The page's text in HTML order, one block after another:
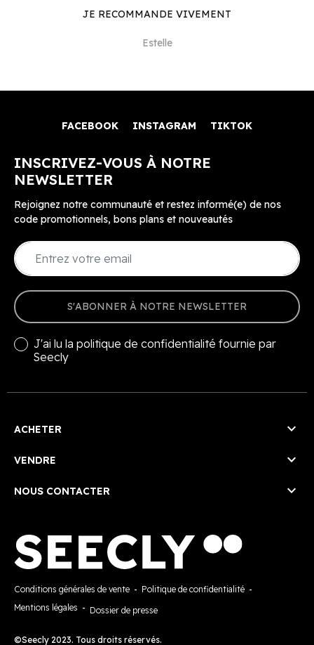
JE RECOMMANDE VIVEMENT
Estelle
FACEBOOK INSTAGRAM TIKTOK
INSCRIVEZ-VOUS À NOTRE
NEWSLETTER
Rejoignez notre communauté et restez informé(e) de nos
code promotionnels, bons plans et nouveautés
S'ABONNER À NOTRE NEWSLETTER
J'ai lu la politique de confidentialité fournie par
Seecly
ACHETER 
VENDRE 
NOUS CONTACTER 
Conditions générales de vente - Politique de confidentialité -
Mentions légales - Dossier de presse
©Seecly 2023. Tous droits réservés.